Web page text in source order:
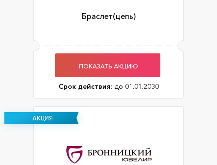
Браслет(цепь)
ПОКАЗАТЬ АКЦИЮ
Срок действия: до 01.01.2030
АКЦИЯ